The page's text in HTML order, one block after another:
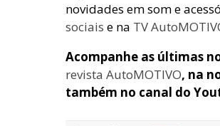
novidades em som e
sociais e na TV
Acompanhe as últimas
revista AutoMOTIVO, na
também no canal do